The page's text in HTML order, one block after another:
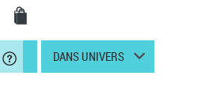
DANS UNIVERS